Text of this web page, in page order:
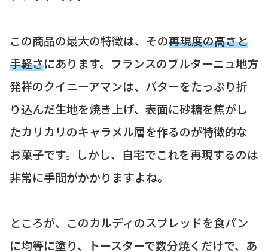
この商品の最大の特徴は、その再現度の高さと
手軽さにあります。フランスのブルターニュ地方
発祥のクイニーアマンは、バターをたっぷり折
り込んだ生地を焼き上げ、表面に砂糖を焦がし
たカリカリのキャラメル層を作るのが特徴的な
お菓子です。しかし、自宅でこれを再現するのは
非常に手間がかかりますよね。
ところが、このカルディのスプレッドを食パン
に均等に塗り、トースターで数分焼くだけで、あ